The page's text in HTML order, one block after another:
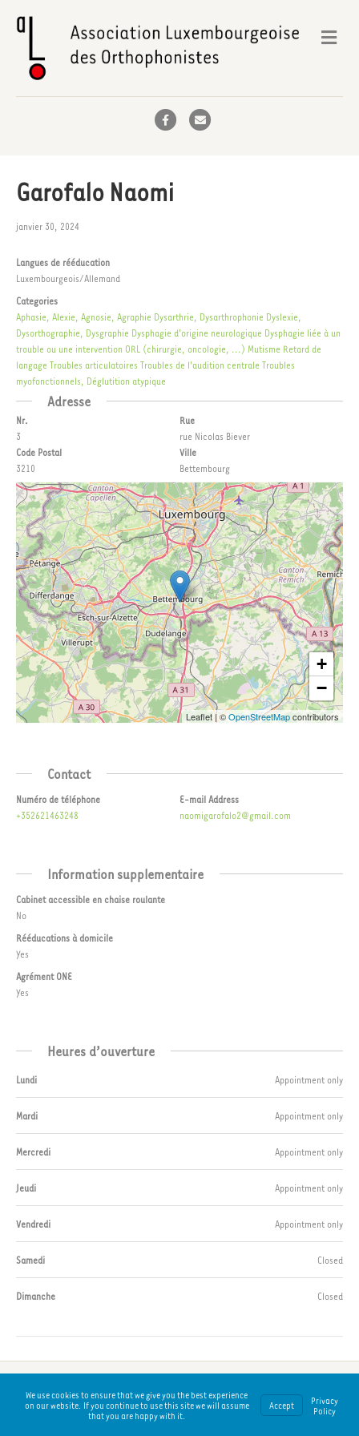
FacebookEmail
Garofalo Naomi
janvier 30, 2024
Langues de rééducation
Luxembourgeois/Allemand
Categories
Aphasie, Alexie, Agnosie, Agraphie Dysarthrie, Dysarthrophonie Dyslexie,
Dysorthographie, Dysgraphie Dysphagie d'origine neurologique Dysphagie liée à un
trouble ou une intervention ORL (chirurgie, oncologie, ...) Mutisme Retard de
langage Troubles articulatoires Troubles de l'audition centrale Troubles
myofonctionnels, Déglutition atypique
Adresse
Nr.
3
Code Postal
3210
Rue
rue Nicolas Biever
Ville
Bettembourg
+
−
Leaflet |©OpenStreetMapcontributors
Contact
Numéro de téléphone
+352621463248
E-mail Address
naomigarofalo2@gmail.com
Information supplementaire
Cabinet accessible en chaise roulante
No
Rééducations à domicile
Yes
Agrément ONE
Yes
Heures d’ouverture
Lundi Appointment only
Mardi Appointment only
Mercredi Appointment only
Jeudi Appointment only
Vendredi Appointment only
Samedi Closed
Dimanche Closed
info@alo.lu• B.P. 898, L-2018 Luxembourg
We use cookies to ensure that we give you the best experience
on our website. If you continue to use this site we will assume
that you are happy with it.
Accept
Privacy
Policy